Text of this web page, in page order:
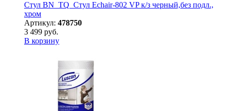
Стул BN_TQ_Стул Echair-802 VP к/з черный,без подл.,
хром
Артикул: 478750
3 499 руб.
В корзину